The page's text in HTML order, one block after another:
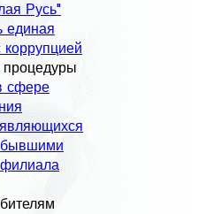
Русь"
единая
коррупцией
сфере